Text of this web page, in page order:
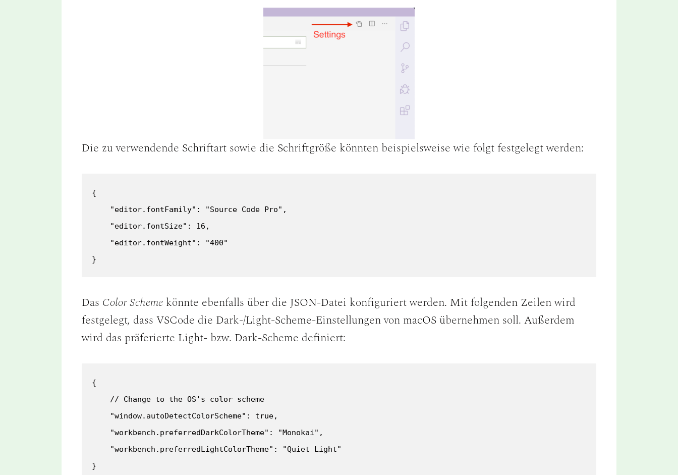
Die zu verwendende Schriftart sowie die Schriftgröße könnten beispielsweise wie folgt festgelegt werden:
{
    "editor.fontFamily": "Source Code Pro",
    "editor.fontSize": 16,
    "editor.fontWeight": "400"
}
Das Color Scheme könnte ebenfalls über die JSON-Datei konfiguriert werden. Mit folgenden Zeilen wird
festgelegt, dass VSCode die Dark-/Light-Scheme-Einstellungen von macOS übernehmen soll. Außerdem
wird das präferierte Light- bzw. Dark-Scheme definiert:
{
    // Change to the OS's color scheme
    "window.autoDetectColorScheme": true,
    "workbench.preferredDarkColorTheme": "Monokai",
    "workbench.preferredLightColorTheme": "Quiet Light"
}